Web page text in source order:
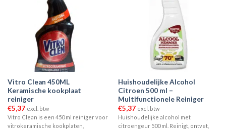
Vitro Clean 450ML
Keramische kookplaat
reiniger
€5,37 excl. btw
Vitro Clean is een 450 ml reiniger voor
vitrokeramische kookplaten,
Huishoudelijke Alcohol
Citroen 500 ml –
Multifunctionele Reiniger
€5,37 excl. btw
Huishoudelijke alcohol met
citroengeur 500 ml. Reinigt, ontvet,